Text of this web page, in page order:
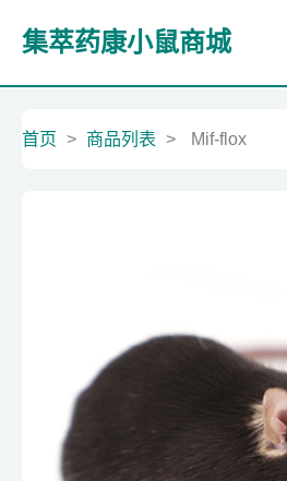
集萃药康小鼠商城
首页 > 商品列表 > Mif-flox